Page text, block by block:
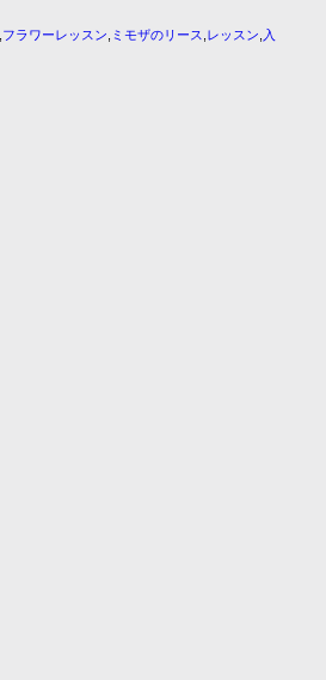
フラワーレッスン ミモザのリース レッスン 入